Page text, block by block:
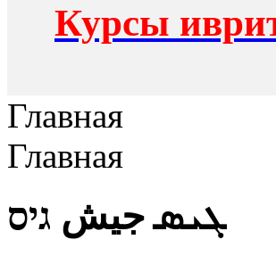
Курсы
Главная
Главная
ܓܝܣ جيش גיס